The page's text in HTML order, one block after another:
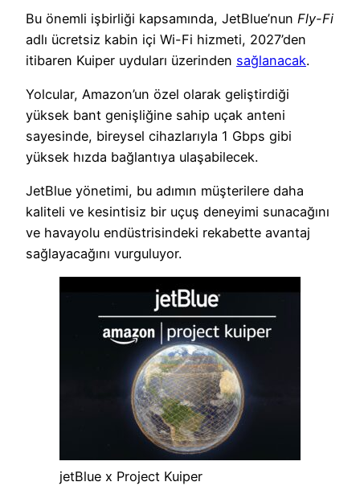
Bu önemli işbirliği kapsamında, JetBlue’nun Fly-Fi
adlı ücretsiz kabin içi Wi-Fi hizmeti, 2027’den
itibaren Kuiper uyduları üzerinden sağlanacak.
Yolcular, Amazon’un özel olarak geliştirdiği
yüksek bant genişliğine sahip uçak anteni
sayesinde, bireysel cihazlarıyla 1 Gbps gibi
yüksek hızda bağlantıya ulaşabilecek.
JetBlue yönetimi, bu adımın müşterilere daha
kaliteli ve kesintisiz bir uçuş deneyimi sunacağını
ve havayolu endüstrisindeki rekabette avantaj
sağlayacağını vurguluyor.
jetBlue x Project Kuiper